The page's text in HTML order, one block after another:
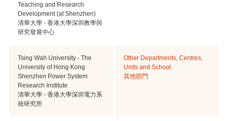
Teaching and Research
Development (at Shenzhen)
清華大學 - 香港大學深圳教學與
研究發展中心
Tsing Wah University - The
University of Hong Kong
Shenzhen Power System
Research Institute
清華大學 - 香港大學深圳電力系
統研究所
Other Departments, Centres,
Units and School
其他部門